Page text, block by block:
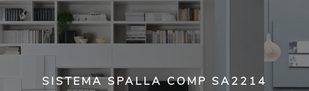
SISTEMA SPALLA COMP SA2214